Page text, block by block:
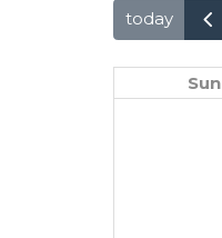
today
Sun